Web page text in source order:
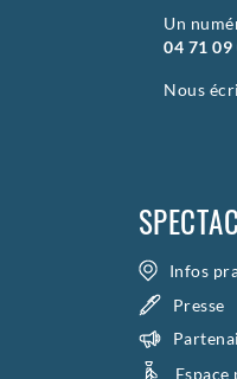
Un
04 71 09
Nous
Infos
Presse
Espace